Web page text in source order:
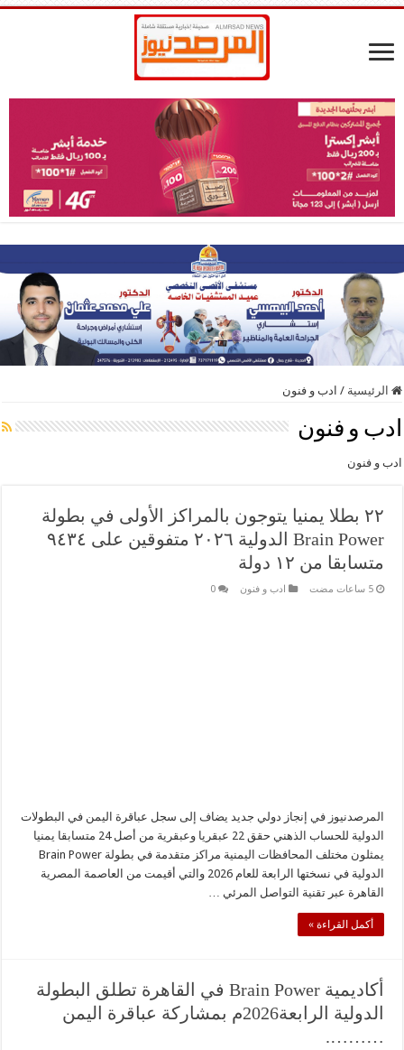
الرئيسية / ادب و فنون
ادب و فنون
ادب و فنون
٢٢ بطلا يمنيا يتوجون بالمراكز الأولى في بطولة
Brain Power الدولية ٢٠٢٦ متفوقين على ٩٤٣٤
متسابقا من ١٢ دولة
‏5 ساعات مضت ادب و فنون 0
المرصدنيوز في إنجاز دولي جديد يضاف إلى سجل عباقرة اليمن في البطولات
الدولية للحساب الذهني حقق 22 عبقريا وعبقرية من أصل 24 متسابقا يمنيا
يمثلون مختلف المحافظات اليمنية مراكز متقدمة في بطولة Brain Power
الدولية في نسختها الرابعة للعام 2026 والتي أقيمت من العاصمة المصرية
القاهرة عبر تقنية التواصل المرئي …
أكمل القراءة »
أكاديمية Brain Power في القاهرة تطلق البطولة
الدولية الرابعة2026م بمشاركة عباقرة اليمن
……….